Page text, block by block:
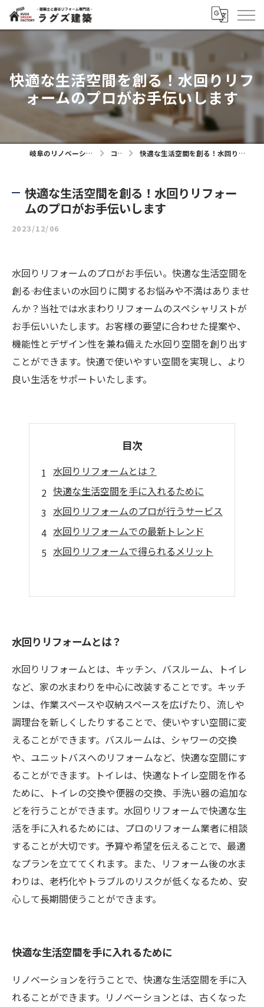
快適な生活空間を創る！水回りリフ
ォームのプロがお手伝いします
岐阜のリノベーションならラグズ建築 コラム 快適な生活空間を創る！水回りリフォームのプロがお手伝いします
快適な生活空間を創る！水回りリフォー
ムのプロがお手伝いします
2023/12/06
水回りリフォームのプロがお手伝い。快適な生活空間を
創る―― お住まいの水回りに関するお悩みや不満はありませ
んか？当社では水まわりリフォームのスペシャリストが
お手伝いいたします。お客様の要望に合わせた提案や、
機能性とデザイン性を兼ね備えた水回り空間を創り出す
ことができます。快適で使いやすい空間を実現し、より
良い生活をサポートいたします。
目次
水回りリフォームとは？
快適な生活空間を手に入れるために
水回りリフォームのプロが行うサービス
水回りリフォームでの最新トレンド
水回りリフォームで得られるメリット
水回りリフォームとは？
水回りリフォームとは、キッチン、バスルーム、トイレ
など、家の水まわりを中心に改装することです。キッチ
ンは、作業スペースや収納スペースを広げたり、流しや
調理台を新しくしたりすることで、使いやすい空間に変
えることができます。バスルームは、シャワーの交換
や、ユニットバスへのリフォームなど、快適な空間にす
ることができます。トイレは、快適なトイレ空間を作る
ために、トイレの交換や便器の交換、手洗い器の追加な
どを行うことができます。水回りリフォームで快適な生
活を手に入れるためには、プロのリフォーム業者に相談
することが大切です。予算や希望を伝えることで、最適
なプランを立ててくれます。また、リフォーム後の水ま
わりは、老朽化やトラブルのリスクが低くなるため、安
心して長期間使うことができます。
快適な生活空間を手に入れるために
リノベーションを行うことで、快適な生活空間を手に入
れることができます。リノベーションとは、古くなった